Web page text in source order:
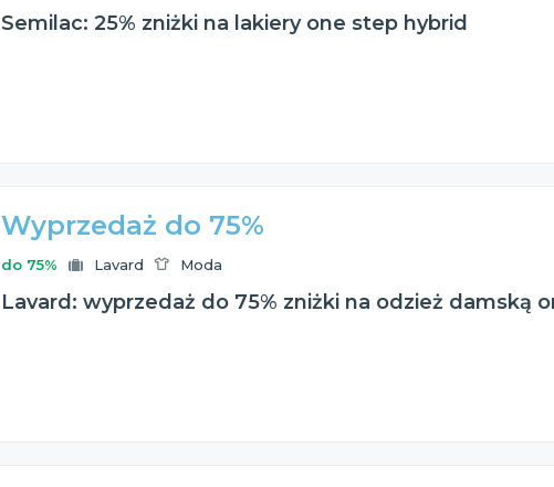
Semilac: 25% zniżki na lakiery one step hybrid
Wyprzedaż do 75%
do 75% Lavard Moda
Lavard: wyprzedaż do 75% zniżki na odzież damską